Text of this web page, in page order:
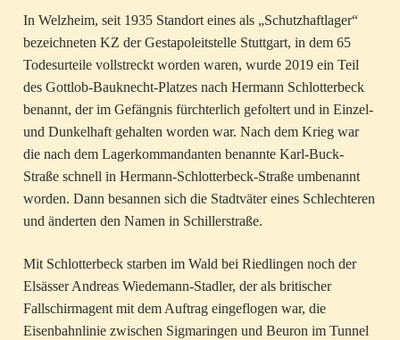
In Welzheim, seit 1935 Standort eines als „Schutzhaftlager“
bezeichneten KZ der Gestapoleitstelle Stuttgart, in dem 65
Todesurteile vollstreckt worden waren, wurde 2019 ein Teil
des Gottlob-Bauknecht-Platzes nach Hermann Schlotterbeck
benannt, der im Gefängnis fürchterlich gefoltert und in Einzel-
und Dunkelhaft gehalten worden war. Nach dem Krieg war
die nach dem Lagerkommandanten benannte Karl-Buck-
Straße schnell in Hermann-Schlotterbeck-Straße umbenannt
worden. Dann besannen sich die Stadtväter eines Schlechteren
und änderten den Namen in Schillerstraße.
Mit Schlotterbeck starben im Wald bei Riedlingen noch der
Elsässer Andreas Wiedemann-Stadler, der als britischer
Fallschirmagent mit dem Auftrag eingeflogen war, die
Eisenbahnlinie zwischen Sigmaringen und Beuron im Tunnel